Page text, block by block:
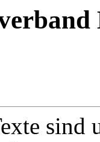
sind